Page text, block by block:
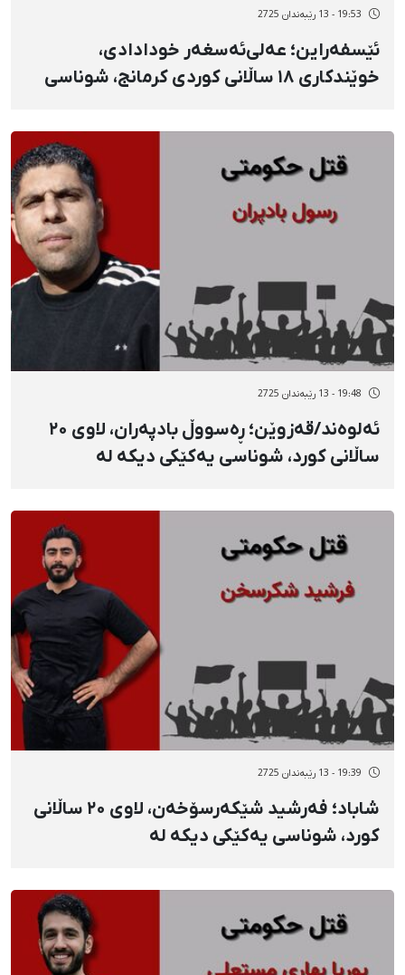
19:53 - 13 رێبەندان 2725
ئێسفەراین؛ عەلی‌ئەسغەر خودادادی،
خوێندکاری ١٨ ساڵانی کوردی کرمانج، شوناسی
بەفرانبار
19:48 - 13 رێبەندان 2725
ئەلوەند/قەزوێن؛ ڕەسووڵ بادپەران، لاوی ۲۰
ساڵانی کورد، شوناسی یەکێکی دیکە لە
19:39 - 13 رێبەندان 2725
شاباد؛ فەرشید شێکەرسۆخەن، لاوی ۲۰ ساڵانی
کورد، شوناسی یەکێکی دیکە لە